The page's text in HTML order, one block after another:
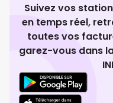
Suivez vos
en temps réel,
toutes vos
garez-vous dans